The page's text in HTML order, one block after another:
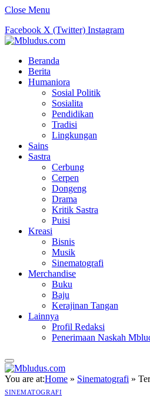
Close Menu
Facebook X (Twitter) Instagram
Beranda
Berita
Humaniora
Sosial Politik
Sosialita
Pendidikan
Tradisi
Lingkungan
Sains
Sastra
Cerbung
Cerpen
Dongeng
Drama
Kritik Sastra
Puisi
Kreasi
Bisnis
Musik
Sinematografi
Merchandise
Buku
Baju
Kerajinan Tangan
Lainnya
Profil Redaksi
Penerimaan Naskah
You are at:Home » Sinematografi »
SINEMATOGRAFI